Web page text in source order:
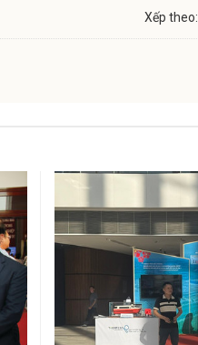
Xếp theo: